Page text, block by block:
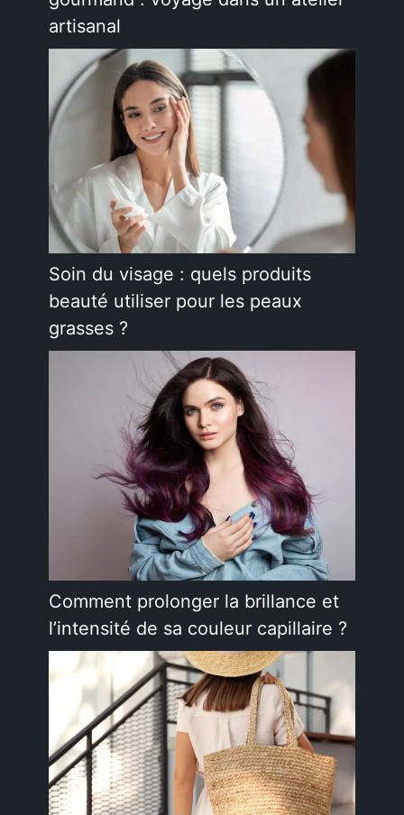
artisanal
Soin du visage : quels produits
beauté utiliser pour les peaux
grasses ?
Comment prolonger la brillance et
l’intensité de sa couleur capillaire ?